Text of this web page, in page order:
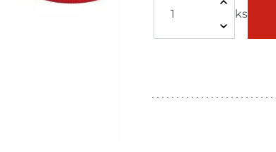
ks
Skladové množství
Ceny na